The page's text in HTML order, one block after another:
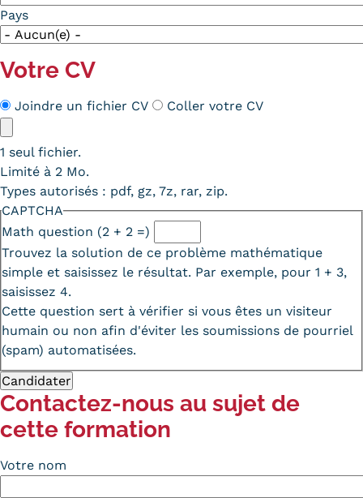
Pays
Votre CV
Méthode
CV
Joindre un fichier CV
Coller votre CV
1 seul fichier.
Limité à 2 Mo.
Types autorisés : pdf, gz, 7z, rar, zip.
CAPTCHA
Math question (2 + 2 =)
Trouvez la solution de ce problème mathématique
simple et saisissez le résultat. Par exemple, pour 1 + 3,
saisissez 4.
Cette question sert à vérifier si vous êtes un visiteur
humain ou non afin d'éviter les soumissions de pourriel
(spam) automatisées.
Contactez-nous au sujet de
cette formation
Votre nom